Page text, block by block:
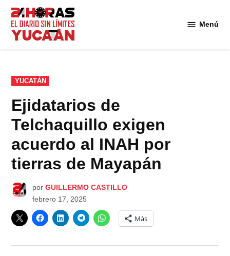
Saltar
contenido
Menú
PUBLICADO
EN
YUCATÁN
Ejidatarios de
Telchaquillo exigen
acuerdo al INAH por
tierras de Mayapán
por GUILLERMO CASTILLO
febrero 17, 2025
Más